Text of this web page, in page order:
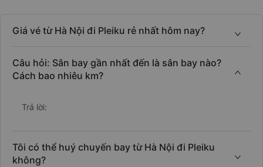
Giá vé từ Hà Nội đi Pleiku rẻ nhất hôm nay?
Câu hỏi: Sân bay gần nhất đến là sân bay nào?
Cách bao nhiêu km?
Trả lời:
Tôi có thể huý chuyến bay từ Hà Nội đi Pleiku
không?